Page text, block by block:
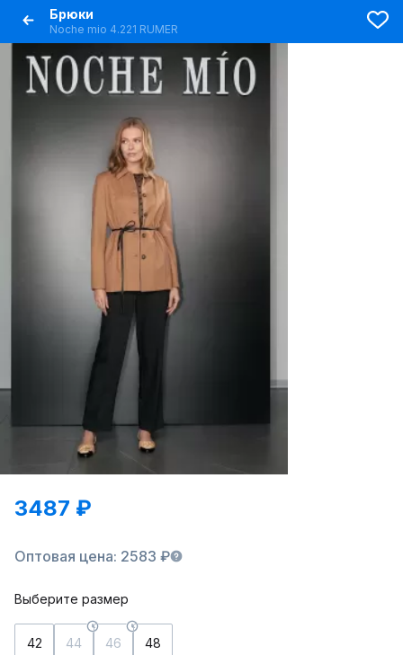
Брюки
Noche mio 4.221 RUMER
3487 ₽
Оптовая цена: 2583 ₽
Выберите размер
42 44 46 48